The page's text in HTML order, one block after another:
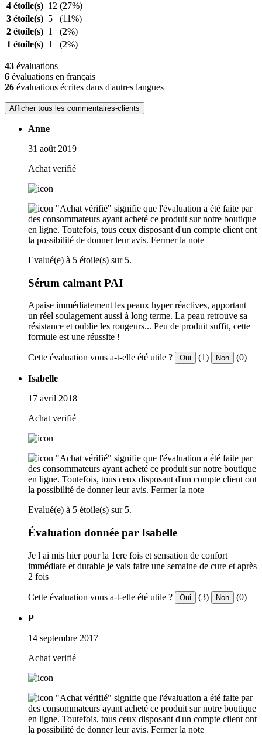
4 étoile(s) 12 (27%)
3 étoile(s) 5
(11%)
2 étoile(s) 1
(2%)
1 étoile(s) 1 (2%)
43 évaluations
6 évaluations en français
26 évaluations écrites dans d'autres langues
Afficher tous les commentaires-clients
Anne
31 août 2019
Achat verifié
"Achat vérifié" signifie que l'évaluation a été faite par
des consommateurs ayant acheté ce produit sur notre boutique
en ligne. Toutefois, tous ceux disposant d'un compte client ont
la possibilité de donner leur avis. Fermer la note
Evalué(e) à 5 étoile(s) sur 5.
Sérum calmant PAI
Apaise immédiatement les peaux hyper réactives, apportant
un réel soulagement aussi à long terme. La peau retrouve sa
résistance et oublie les rougeurs... Peu de produit suffit, cette
formule est une réussite !
Cette évaluation vous a-t-elle été utile ? Oui (1) Non (0)
Isabelle
17 avril 2018
Achat verifié
"Achat vérifié" signifie que l'évaluation a été faite par
des consommateurs ayant acheté ce produit sur notre boutique
en ligne. Toutefois, tous ceux disposant d'un compte client ont
la possibilité de donner leur avis. Fermer la note
Evalué(e) à 5 étoile(s) sur 5.
Évaluation donnée par Isabelle
Je l ai mis hier pour la 1ere fois et sensation de confort
immédiate et durable je vais faire une semaine de cure et après
2 fois
Cette évaluation vous a-t-elle été utile ? Oui (3) Non (0)
P
14 septembre 2017
Achat verifié
"Achat vérifié" signifie que l'évaluation a été faite par
des consommateurs ayant acheté ce produit sur notre boutique
en ligne. Toutefois, tous ceux disposant d'un compte client ont
la possibilité de donner leur avis. Fermer la note